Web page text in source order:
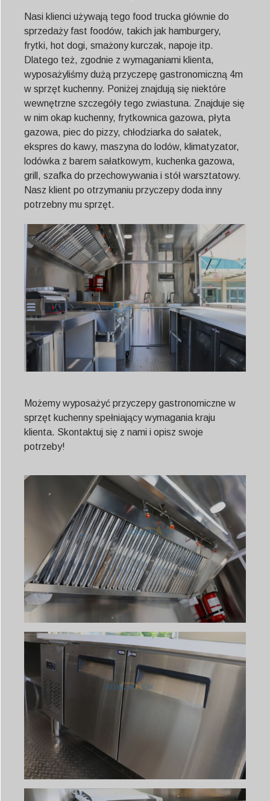
Nasi klienci używają tego food trucka głównie do
sprzedaży fast foodów, takich jak hamburgery,
frytki, hot dogi, smażony kurczak, napoje itp.
Dlatego też, zgodnie z wymaganiami klienta,
wyposażyliśmy dużą przyczepę gastronomiczną 4m
w sprzęt kuchenny. Poniżej znajdują się niektóre
wewnętrzne szczegóły tego zwiastuna. Znajduje się
w nim okap kuchenny, frytkownica gazowa, płyta
gazowa, piec do pizzy, chłodziarka do sałatek,
ekspres do kawy, maszyna do lodów, klimatyzator,
lodówka z barem sałatkowym, kuchenka gazowa,
grill, szafka do przechowywania i stół warsztatowy.
Nasz klient po otrzymaniu przyczepy doda inny
potrzebny mu sprzęt.
Możemy wyposażyć przyczepy gastronomiczne w
sprzęt kuchenny spełniający wymagania kraju
klienta. Skontaktuj się z nami i opisz swoje
potrzeby!